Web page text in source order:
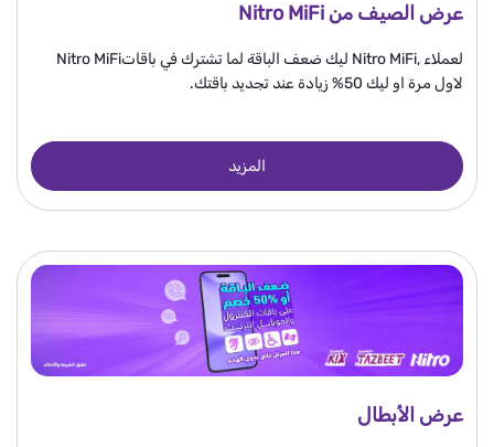
عرض الصيف من Nitro MiFi
لعملاء ,Nitro MiFi ليك ضعف الباقة لما تشترك في باقاتNitro MiFi
لاول مرة او ليك 50% زيادة عند تجديد باقتك.
المزيد
عرض الأبطال